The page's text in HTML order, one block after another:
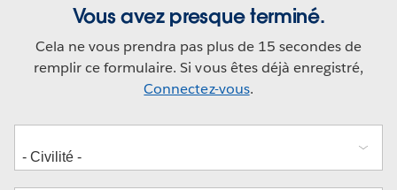
Vous avez presque terminé.
Cela ne vous prendra pas plus de 15 secondes de
remplir ce formulaire. Si vous êtes déjà enregistré,
Connectez-vous.